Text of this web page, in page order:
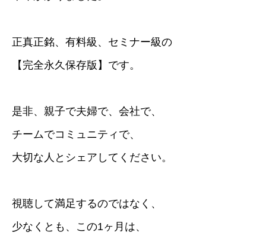
正真正銘、有料級、セミナー級の
【完全永久保存版】です。
是非、親子で夫婦で、会社で、
チームでコミュニティで、
大切な人とシェアしてください。
視聴して満足するのではなく、
少なくとも、この1ヶ月は、